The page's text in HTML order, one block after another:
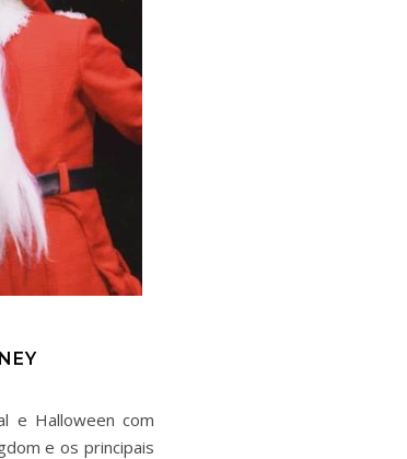
e Halloween com
e os principais